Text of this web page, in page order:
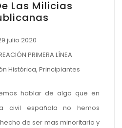
Las Milicias
julio 2020
PRIMERA LÍNEA
Histórica, Principiantes
hablar de algo que en
civil española no hemos
de ser mas minoritario y